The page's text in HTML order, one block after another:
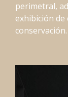
perimetral,
exhibición
conservación.